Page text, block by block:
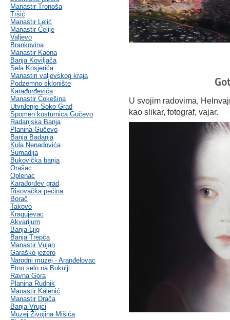
Manastir Tronoša
Tršić
Manastir Lelić
Manastir Ćelije
Valjevo
Brankovina
Manastir Kaona
Banja Koviljača
Sela Kosjerića
Manastiri valjevskog kraja
Podzemno sklonište
Karađorđevića
Manastir Čokešina
Utvrđenje Soko Grad
Spomen kosturnica Gučevo
Radanjska Banja
Planina Gučevo
Banja Badanja
Kula Nenadovića
Šumadija
Bukovička banja
Orašac
Oplenac
Karađorđev grad
Risovačka pećina
Borač
Takovo
Kragujevac
Akvarijum
Banja Ljig
Banja Trepča
Manastir Vujan
Garaško jezero
Narodni muzej - Aranđelovac
Etno selo na Bukulji
Ravna Gora
Planina Rudnik
Manastir Kalenić
Manastir Drača
Banja Vrujci
Muzej Živojina Mišića
U svojim radovima,
kao slikar, fotograf, vajar.